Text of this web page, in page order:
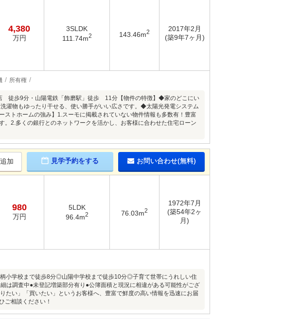
4,380
万円
3SLDK
111.74m2 143.46m2
2017年2月
(築9年7ヶ月)
所有権
徒歩9分・山陽電鉄「飾磨駅」徒歩 11分【物件の特徴】◆家のどこにい
濯物もゆったり干せる、使い勝手がいい広さです。◆太陽光発電システム
トホームの強み】1.スーモに掲載されていない物件情報も多数有！豊富
2.多くの銀行とのネットワークを活かし、お客様に合わせた住宅ローン
加 見学予約をする お問い合わせ(無料)
980
万円
5LDK
96.4m2 76.03m2
1972年7月
(築54年2ヶ
月)
小学校まで徒歩8分◎山陽中学校まで徒歩10分◎子育て世帯にうれしい住
調査中●未登記増築部分有り●公簿面積と現況に相違がある可能性がござ
たい」「買いたい」というお客様へ、豊富で鮮度の高い情報を迅速にお届
ご相談ください！